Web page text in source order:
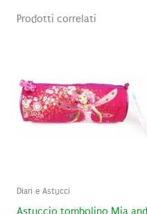
Prodotti correlati
Diari e Astucci
Astuccio tombolino Mia and